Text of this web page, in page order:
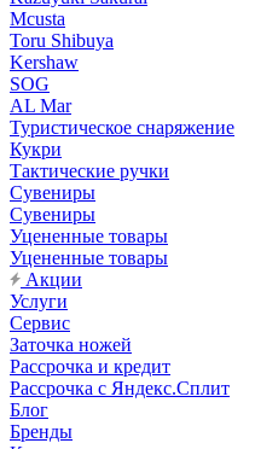
Mcusta
Toru Shibuya
Kershaw
SOG
AL Mar
Туристическое снаряжение
Кукри
Тактические ручки
Сувениры
Сувениры
Уцененные товары
Уцененные товары
Акции
Услуги
Сервис
Заточка ножей
Рассрочка и кредит
Рассрочка с Яндекс.Сплит
Блог
Бренды